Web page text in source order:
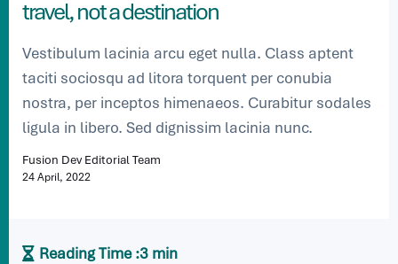
travel, not a destination
Vestibulum lacinia arcu eget nulla. Class aptent
taciti sociosqu ad litora torquent per conubia
nostra, per inceptos himenaeos. Curabitur sodales
ligula in libero. Sed dignissim lacinia nunc.
Fusion Dev Editorial Team
24 April, 2022
Reading Time :3 min